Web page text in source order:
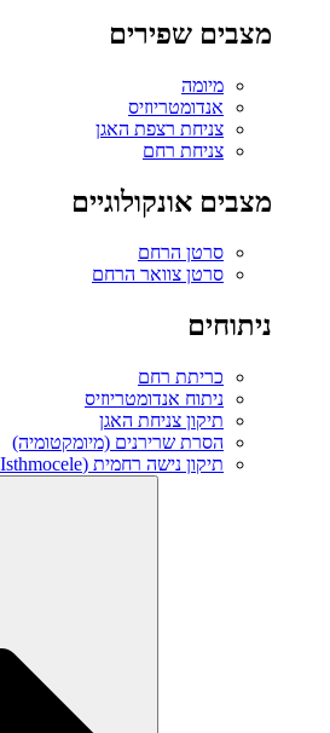
מצבים שפירים
מיומה
אנדומטריוזיס
צניחת רצפת האגן
צניחת רחם
מצבים אונקולוגיים
סרטן הרחם
סרטן צוואר הרחם
ניתוחים
כריתת רחם
ניתוח אנדומטריוזיס
תיקון צניחת האגן
הסרת שרירנים (מיומקטומיה)
תיקון נישה רחמית (Isthmocele)